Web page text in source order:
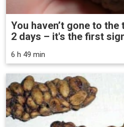
You haven’t gone to
2 days – it's the first
6 h 49 min